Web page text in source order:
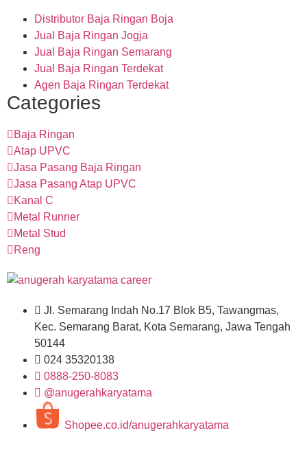
Distributor Baja Ringan Boja
Jual Baja Ringan Jogja
Jual Baja Ringan Semarang
Jual Baja Ringan Terdekat
Agen Baja Ringan Terdekat
Categories
Baja Ringan
Atap UPVC
Jasa Pasang Baja Ringan
Jasa Pasang Atap UPVC
Kanal C
Metal Runner
Metal Stud
Reng
Jl. Semarang Indah No.17 Blok B5, Tawangmas,
Kec. Semarang Barat, Kota Semarang, Jawa Tengah
50144
024 35320138
0888-250-8083
@anugerahkaryatama
Shopee.co.id/anugerahkaryatama